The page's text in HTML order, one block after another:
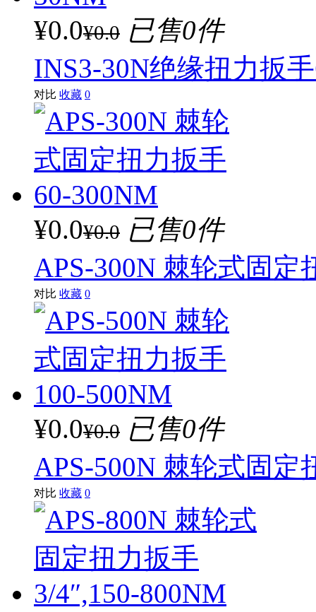
¥0.0¥0.0 已售0件
INS3-30N绝缘扭力扳
对比 收藏 0
¥0.0¥0.0 已售0件
APS-300N 棘轮式固定
对比 收藏 0
¥0.0¥0.0 已售0件
APS-500N 棘轮式固定
对比 收藏 0